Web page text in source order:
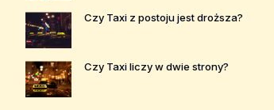
Czy Taxi z postoju jest droższa?
Czy Taxi liczy w dwie strony?